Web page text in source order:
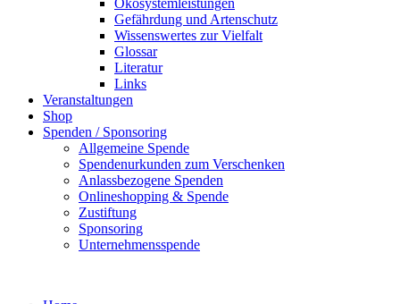
Ökosystemleistungen
Gefährdung und Artenschutz
Wissenswertes zur Vielfalt
Glossar
Literatur
Links
Veranstaltungen
Shop
Spenden / Sponsoring
Allgemeine Spende
Spendenurkunden zum Verschenken
Anlassbezogene Spenden
Onlineshopping & Spende
Zustiftung
Sponsoring
Unternehmensspende